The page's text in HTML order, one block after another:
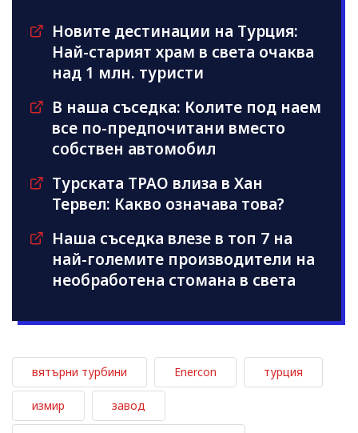
Новите дестинации на Турция:
Най-старият храм в света очаква
над 1 млн. туристи
В наша съседка: Колите под наем
все по-предпочитани вместо
собствен автомобил
Турската TPAO влиза в Хан
Тервел: Какво означава това?
Наша съседка влезе в топ 7 на
най-големите производители на
необработена стомана в света
вятърни турбини Enercon турция
измир завод